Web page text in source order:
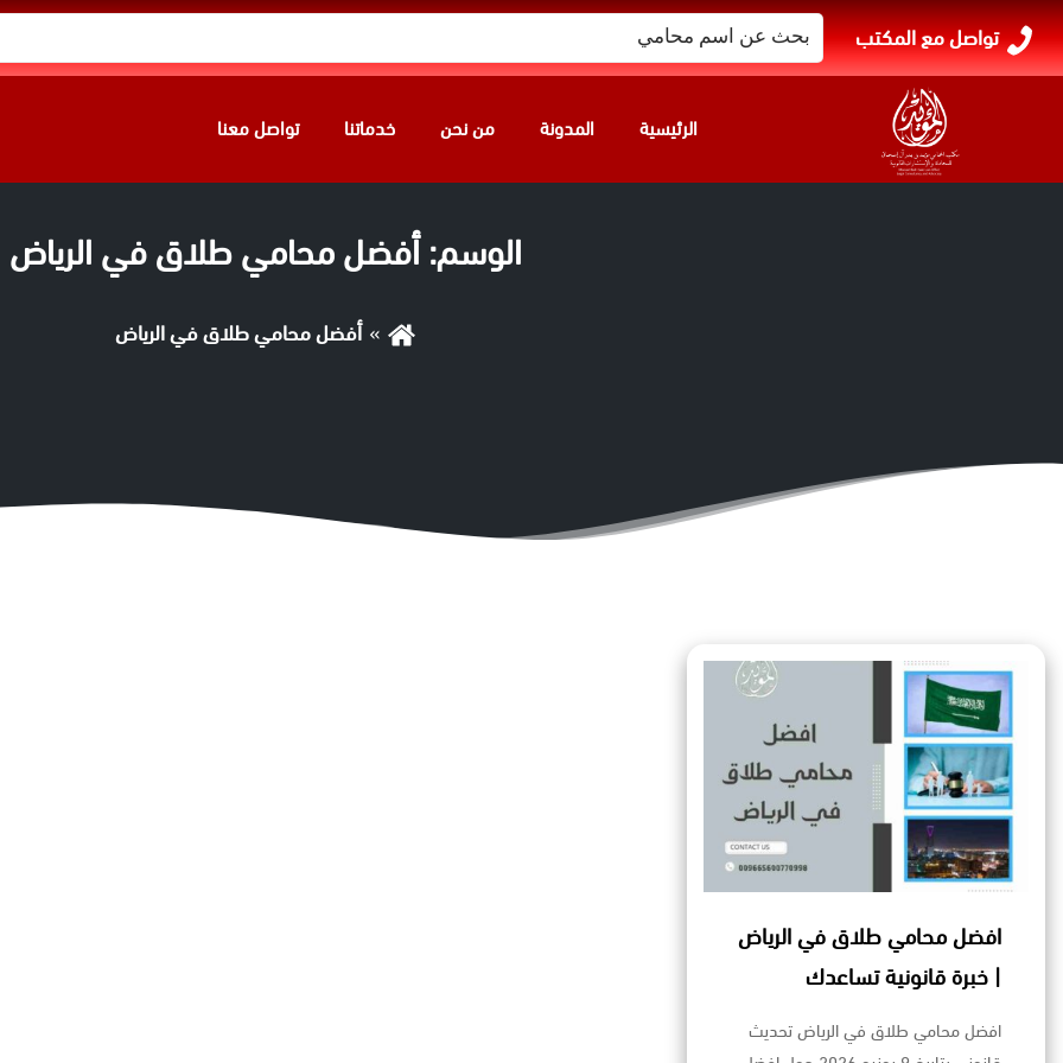
تواصل مع المكتب
البحث
عن:
الرئيسية المدونة من نحن خدماتنا تواصل معنا
الوسم:أفضل محامي طلاق في الرياض
أفضل محامي طلاق في الرياض
افضل محامي طلاق في الرياض
| خبرة قانونية تساعدك
افضل محامي طلاق في الرياض تحديث